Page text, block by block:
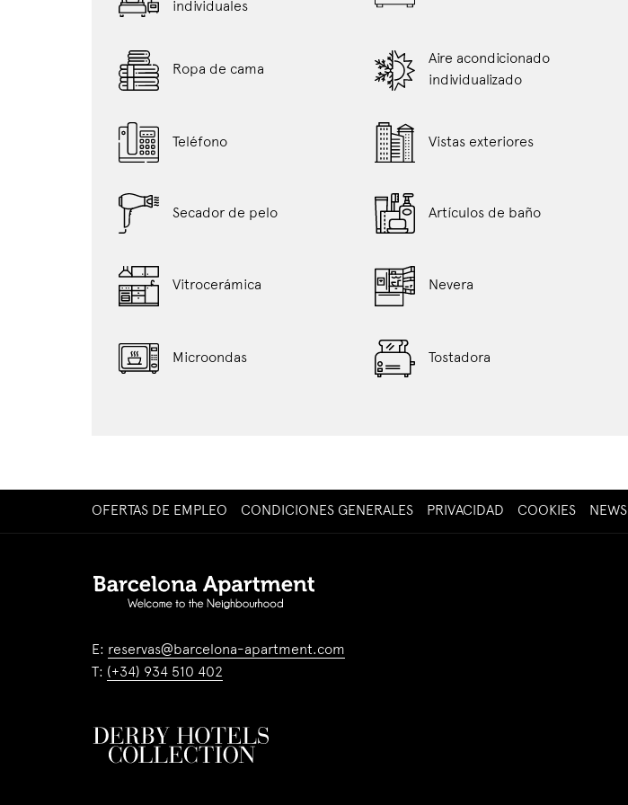
individuales
Ropa de cama
Aire acondicionado
individualizado
Teléfono Vistas exteriores
Secador de pelo Artículos de baño
Vitrocerámica Nevera
Microondas Tostadora
OFERTAS DE EMPLEO ABRE
EN
NUEVA
PESTAÑA
CONDICIONES GENERALES PRIVACIDAD COOKIES
E: reservas@barcelona-apartment.com
T: (+34) 934 510 402